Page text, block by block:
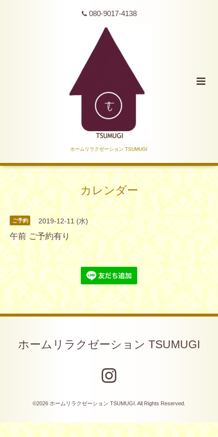
080-9017-4138
ホームリラクゼーション TSUMUGI
カレンダー
ご予約 2019-12-11 (水)
午前 ご予約有り
ホームリラクゼーション TSUMUGI
©2026 ホームリラクゼーション TSUMUGI . All Rights Reserved.